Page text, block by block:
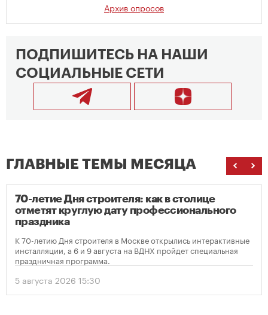
Архив опросов
ПОДПИШИТЕСЬ НА НАШИ
СОЦИАЛЬНЫЕ СЕТИ
ГЛАВНЫЕ ТЕМЫ МЕСЯЦА
70-летие Дня строителя: как в столице
отметят круглую дату профессионального
праздника
К 70-летию Дня строителя в Москве открылись интерактивные
инсталляции, а 6 и 9 августа на ВДНХ пройдет специальная
праздничная программа.
5 августа 2026 15:30